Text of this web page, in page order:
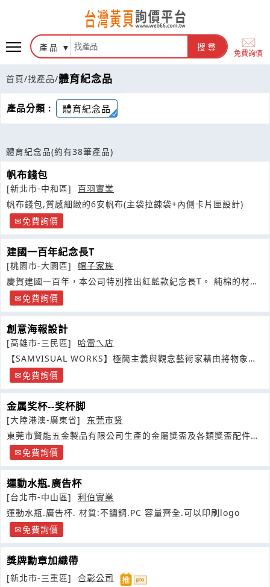
產品 搜尋
免費詢價
首頁/找產品/體育紀念品
產品分類 : 體育紀念品
體育紀念品(約有38筆產品)
帆布錢包
[新北市-中和區]
百羽實業
帆布錢包,質感細緻的6安帆布(主袋拉鍊袋+內側卡片匣設計)
免費詢價
建國一百年紀念長T
[桃園市-大園區]
帽子家族
慶賀建國一百年，本公司特別推出紅藍款紀念長T。 純棉的材
質，免費詢價
創意海報設計
[高雄市-三民區]
哈雷ㄟ店
【SAMVISUAL WORKS】極簡主義與觀念藝術家藉由將物象化
約簡至現象學狀態
免費詢價
金属奖杯--奖杯脚
[大陸港澳-廣東省]
东莞市贤
東莞市賢能五金製品有限公司生產的金屬獎盃及各類獎盃配件。
款式新穎
免費詢價
運動水瓶.廣告杯
[台北市-中山區]
利伯實業
運動水瓶.廣告杯. 材質:不鏽鋼.PC 容量齊全.可以印刷logo
免費詢價
獎牌勳章加織帶
[新北市-三重區]
合彰公司